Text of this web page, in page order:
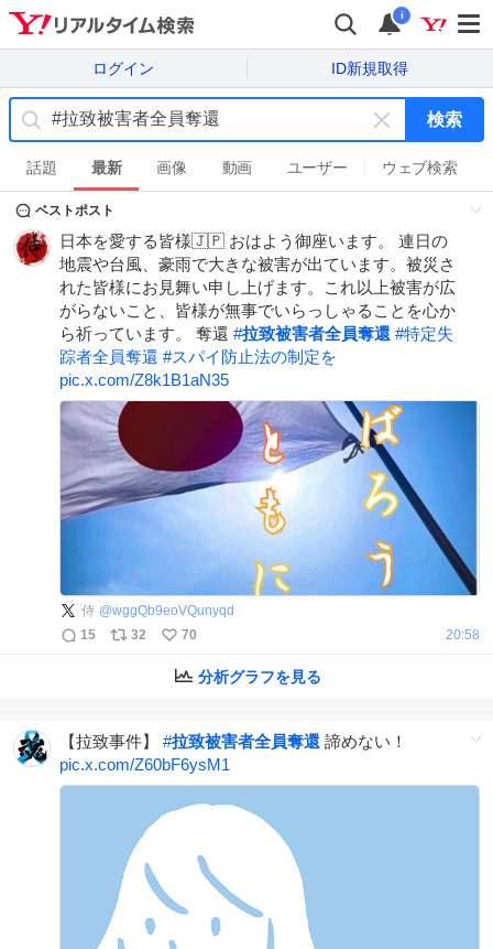
i
ログイン ID新規取得
キ
ー
ワ
ド
を
消
す
検索
話題 最新 画像 動画 ユーザー ウェブ検索
ベストポスト
日本を愛する皆様🇯🇵 おはよう御座います。 連日の
地震や台風、豪雨で大きな被害が出ています。被災さ
れた皆様にお見舞い申し上げます。これ以上被害が広
がらないこと、皆様が無事でいらっしゃることを心か
ら祈っています。 奪還 #拉致被害者全員奪還 #特定失
踪者全員奪還 #スパイ防止法の制定を
pic.x.com/Z8k1B1aN35
侍 @wggQb9eoVQunyqd
15
32 70 20:58
分析グラフを見る
【拉致事件】 #拉致被害者全員奪還 諦めない！
pic.x.com/Z60bF6ysM1